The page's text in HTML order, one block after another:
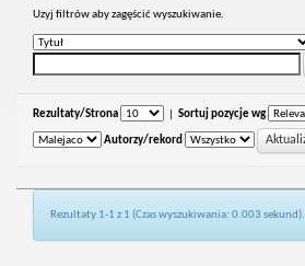
Uzyj filtrów aby zagęścić wyszukiwanie.
Rezultaty/Strona Sortuj pozycje wg
Autorzy/rekord
Rezultaty 1-1 z 1 (Czas wyszukiwania: 0.003 sekund).